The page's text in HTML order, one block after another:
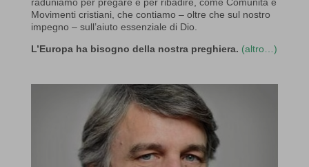
Movimenti cristiani, che contiamo – oltre che sul nostro
impegno – sull’aiuto essenziale di Dio.
L’Europa ha bisogno della nostra preghiera. (altro…)